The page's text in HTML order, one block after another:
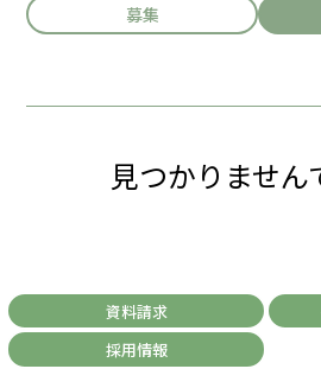
募集
見つかりません
資料請求
採用情報